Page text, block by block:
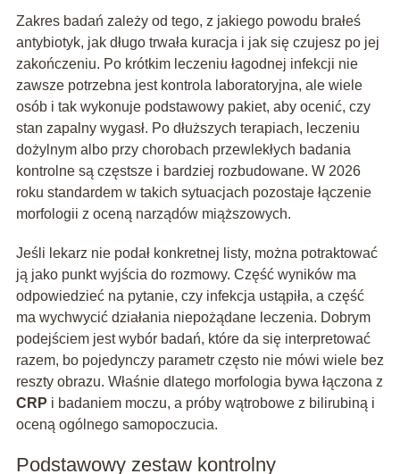
Zakres badań zależy od tego, z jakiego powodu brałeś
antybiotyk, jak długo trwała kuracja i jak się czujesz po jej
zakończeniu. Po krótkim leczeniu łagodnej infekcji nie
zawsze potrzebna jest kontrola laboratoryjna, ale wiele
osób i tak wykonuje podstawowy pakiet, aby ocenić, czy
stan zapalny wygasł. Po dłuższych terapiach, leczeniu
dożylnym albo przy chorobach przewlekłych badania
kontrolne są częstsze i bardziej rozbudowane. W 2026
roku standardem w takich sytuacjach pozostaje łączenie
morfologii z oceną narządów miąższowych.
Jeśli lekarz nie podał konkretnej listy, można potraktować
ją jako punkt wyjścia do rozmowy. Część wyników ma
odpowiedzieć na pytanie, czy infekcja ustąpiła, a część
ma wychwycić działania niepożądane leczenia. Dobrym
podejściem jest wybór badań, które da się interpretować
razem, bo pojedynczy parametr często nie mówi wiele bez
reszty obrazu. Właśnie dlatego morfologia bywa łączona z
CRP i badaniem moczu, a próby wątrobowe z bilirubiną i
oceną ogólnego samopoczucia.
Podstawowy zestaw kontrolny